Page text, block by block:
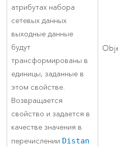
атрибутах набора
сетевых данных
выходные данные
будут
трансформированы в
единицы, заданные в
этом свойстве.
Возвращается
свойство и задается в
качестве значения в
перечислении Distan